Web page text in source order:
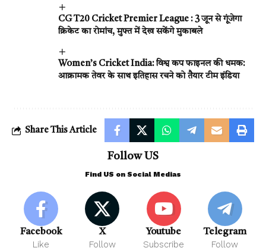
CG T20 Cricket Premier League : 3 जून से गूंजेगा
क्रिकेट का रोमांच, मुफ्त में देख सकेंगे मुकाबले
Women’s Cricket India: विश्व कप फाइनल की धमक:
आक्रामक तेवर के साथ इतिहास रचने को तैयार टीम इंडिया
Share This Article
Follow US
Find US on Social Medias
Facebook
Like
X
Follow
Youtube
Subscribe
Telegram
Follow